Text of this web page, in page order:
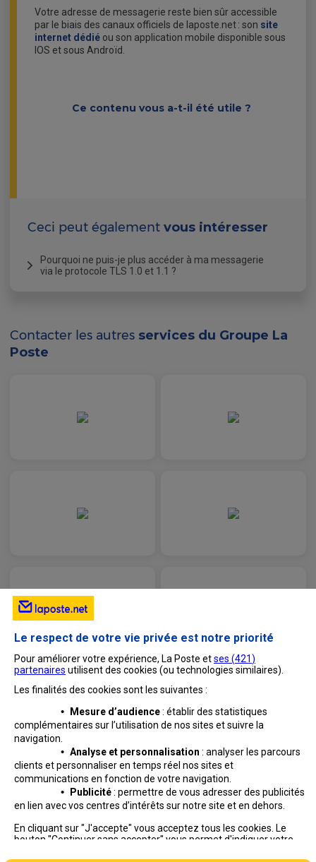
Votre adresse de messagerie reste bien sûr accessible
par le biais des canaux officiels de laposte.net : son site
internet dédié ou son application mobile disponible sous
IOS et sous Androïd.
Ce contenu vous a-t-il été utile ?
Ceci peut également vous intéresser
Pourquoi ne puis-je plus accéder à ma messagerie
via le protocole TLS 1.0 et 1.1 ?
un protocole de sécurité utilisé pour établir une
internet. Il sécurise ces échanges en chiffrant le
d’authentification ?
l’authentification ne pourra pas se faire.
cela, rapprochez-vous de votre éditeur de logiciel
ou de votre administrateur.
Contacter les autres services du Groupe La
Poste
La Poste Groupe La Poste recrute
Le respect de votre vie privée est notre priorité
Pour améliorer votre expérience, La Poste etses (421)
partenaires utilisent des cookies (ou technologies similaires).
Les finalités des cookies sont les suivantes :
•
Mesure d’audience: établir des statistiques
complémentaires sur l’utilisation de nos sites et suivre la
navigation.
•Analyse et personnalisation : analyser les parcours
clients et personnaliser en temps réel nos sites et
communications en fonction de votre navigation.
•
Publicité: permettre de vous adresser des publicités
en lien avec vos centres d’intérêts sur notre site et en dehors.
En cliquant sur "J'accepte" vous acceptez tous les cookies. Le
bouton "Continuer sans accepter" vous permet d'indiquer votre